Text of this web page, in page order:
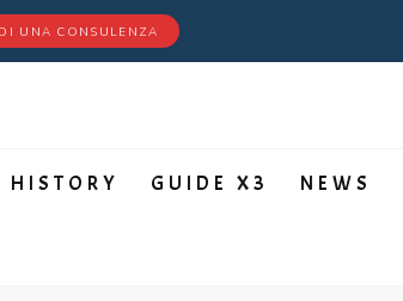
UNA CONSULENZA
HISTORY GUIDE X3 NEWS